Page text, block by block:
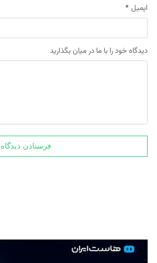
ایمیل *
دیدگاه خود را با ما در میان بگذارید